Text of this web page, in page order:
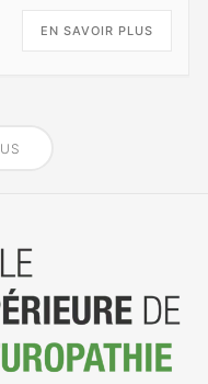
EN SAVOIR PLUS